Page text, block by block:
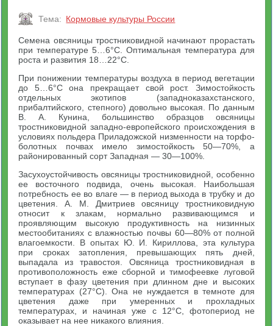
Тема: Кормовые культуры России
Семена овсяницы тростниковидной начинают прорастать
при температуре 5…6°С. Оптимальная температура для
роста и развития 18…22°С.
При понижении температуры воздуха в период вегетации
до 5…6°С она прекращает свой рост. Зимостойкость
отдельных экотипов (западноказахстанского,
прибалтийского, степного) довольно высокая. По данным
В. А. Кунина, большинство образцов овсяницы
тростниковидной западно-европейского происхождения в
условиях польдера Приладожской низменности на торфо-
болотных почвах имело зимостойкость 50—70%, а
районированный сорт Западная — 30—100%.
Засухоустойчивость овсяницы тростниковидной, особенно
ее восточного подвида, очень высокая. Наибольшая
потребность ее во влаге — в период выхода в трубку и до
цветения. А. М. Дмитриев овсяницу тростниковидную
относит к злакам, нормально развивающимся и
проявляющим высокую продуктивность на низинных
местообитаниях с влажностью почвы 60—80% от полной
влагоемкости. В опытах Ю. И. Кириллова, эта культура
при сроках затопления, превышающих пять дней,
выпадала из травостоя. Овсяница тростниковидная в
противоположность еже сборной и тимофеевке луговой
вступает в фазу цветения при длинном дне и высоких
температурах (27°С). Она не нуждается в темноте для
цветения даже при умеренных и прохладных
температурах, и начиная уже с 12°С, фотопериод не
оказывает на нее никакого влияния.